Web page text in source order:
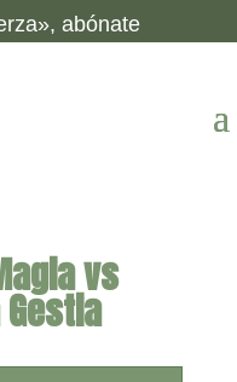
abónate
vs